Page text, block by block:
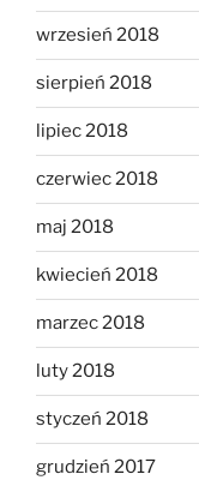
wrzesień 2018
sierpień 2018
lipiec 2018
czerwiec 2018
maj 2018
kwiecień 2018
marzec 2018
luty 2018
styczeń 2018
grudzień 2017